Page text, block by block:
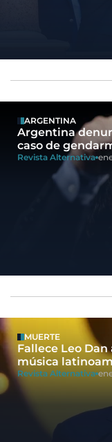
ARGENTINA
Argentina
caso de
Revista Alternativa
MUERTE
Fallece Leo Dan
música
Revista Alternativa